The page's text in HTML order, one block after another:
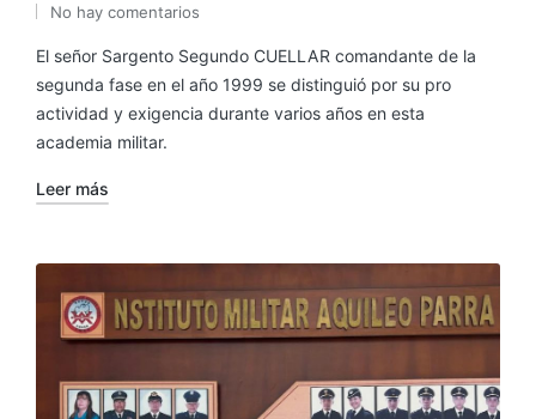
No hay comentarios
El señor Sargento Segundo CUELLAR comandante de la
segunda fase en el año 1999 se distinguió por su pro
actividad y exigencia durante varios años en esta
academia militar.
Leer más